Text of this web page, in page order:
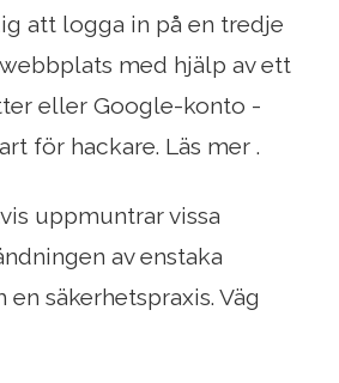
att logga in på en tredje
med hjälp av ett
eller Google-konto -
för hackare. Läs mer .
uppmuntrar vissa
av enstaka
säkerhetspraxis. Väg